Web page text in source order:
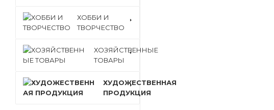
ХОББИ И
ТВОРЧЕСТВО
ХОЗЯЙСТВЕННЫЕ
ТОВАРЫ
ХУДОЖЕСТВЕННАЯ
ПРОДУКЦИЯ